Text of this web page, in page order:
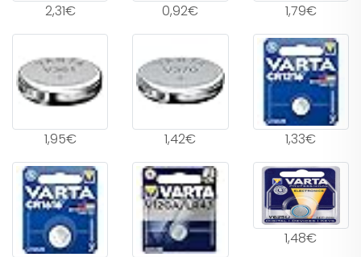
2,31€ 0,92€ 1,79€
1,95€ 1,42€ 1,33€
1,48€